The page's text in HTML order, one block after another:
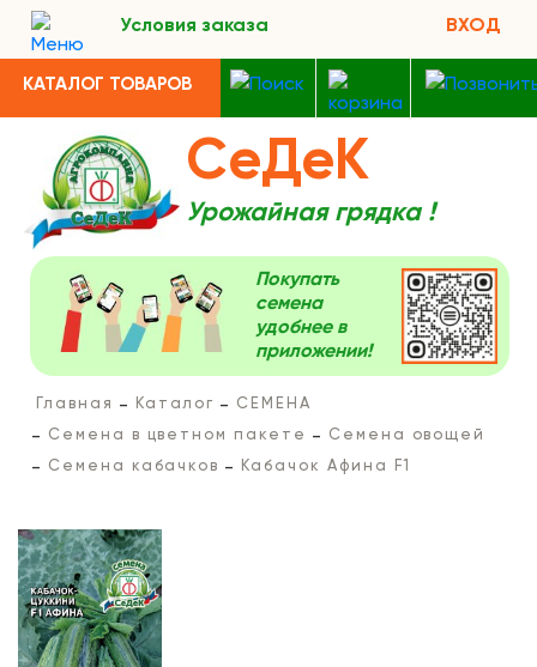
Условия заказа ВХОД
КАТАЛОГ ТОВАРОВ
СеДеК
Урожайная грядка !
Покупать
семена
удобнее в
приложении!
Главная Каталог
СЕМЕНА
Семена в цветном пакете
Семена овощей
Семена кабачков
Кабачок Афина F1